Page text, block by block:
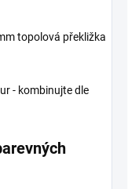
topolová překližka
- kombinujte dle